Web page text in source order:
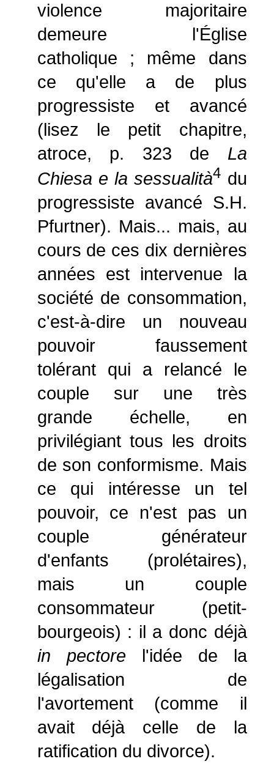
violence majoritaire
demeure l'Église
catholique ; même dans
ce qu'elle a de plus
progressiste et avancé
(lisez le petit chapitre,
atroce, p. 323 de La
Chiesa e la sessualità4 du
progressiste avancé S.H.
Pfurtner). Mais... mais, au
cours de ces dix dernières
années est intervenue la
société de consommation,
c'est-à-dire un nouveau
pouvoir faussement
tolérant qui a relancé le
couple sur une très
grande échelle, en
privilégiant tous les droits
de son conformisme. Mais
ce qui intéresse un tel
pouvoir, ce n'est pas un
couple générateur
d'enfants (prolétaires),
mais un couple
consommateur (petit-
bourgeois) : il a donc déjà
in pectore l'idée de la
légalisation de
l'avortement (comme il
avait déjà celle de la
ratification du divorce).